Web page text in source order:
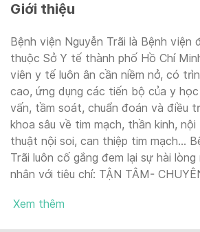
Giới thiệu
Bệnh viện Nguyễn Trãi là Bệnh viện
thuộc Sở Y tế thành phố Hồ Chí
viên y tế luôn ân cần niềm nở, có
cao, ứng dụng các tiến bộ của y
vấn, tầm soát, chuẩn đoán và điều
khoa sâu về tim mạch, thần kinh,
thuật nội soi, can thiệp tim mạch...
Trãi luôn cố gắng đem lại sự hài
nhân với tiêu chí: TẬN TÂM-
Xem thêm